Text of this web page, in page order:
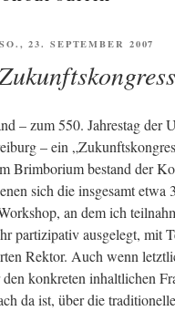
VERÖFFENTLICHT
SO., 23. SEPTEMBER 2007
– zum 550. Jah­res­tag der
– ein
Brim­bo­ri­um bestand der
sich die ins­ge­samt
an dem ich
par­ti­zi­pa­tiv aus­ge­legt, mit
Rek­tor. Auch wenn
kon­kre­ten inhalt­li­chen
da ist, über die